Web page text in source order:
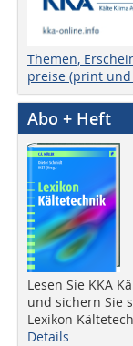
Themen,
preise (print
Abo + Heft
Lesen Sie KKA
und sichern Sie
Lexikon
Details